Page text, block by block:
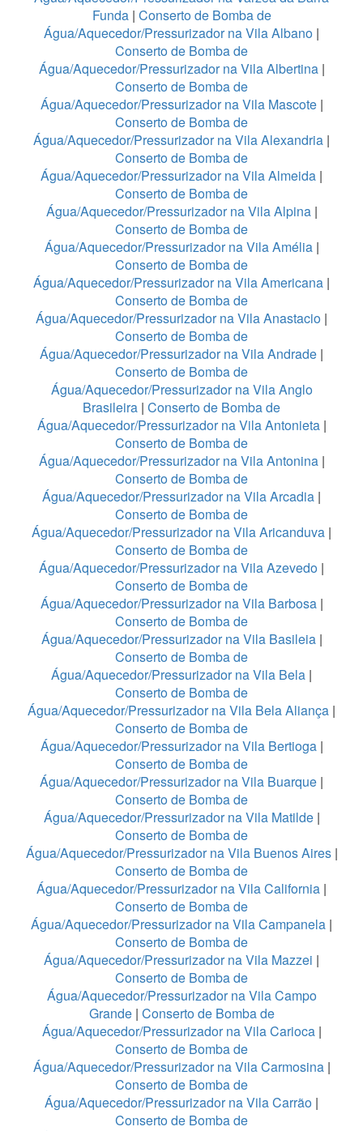
Funda| Conserto de Bomba de
Água/Aquecedor/Pressurizador na Vila Albano |
Conserto de Bomba de
Água/Aquecedor/Pressurizador na Vila Albertina|
Conserto de Bomba de
Água/Aquecedor/Pressurizador na Vila Mascote|
Conserto de Bomba de
Água/Aquecedor/Pressurizador na Vila Alexandria |
Conserto de Bomba de
Água/Aquecedor/Pressurizador na Vila Almeida |
Conserto de Bomba de
Água/Aquecedor/Pressurizador na Vila Alpina |
Conserto de Bomba de
Água/Aquecedor/Pressurizador na Vila Amélia |
Conserto de Bomba de
Água/Aquecedor/Pressurizador na Vila Americana |
Conserto de Bomba de
Água/Aquecedor/Pressurizador na Vila Anastacio |
Conserto de Bomba de
Água/Aquecedor/Pressurizador na Vila Andrade |
Conserto de Bomba de
Água/Aquecedor/Pressurizador na Vila Anglo
Brasileira | Conserto de Bomba de
Água/Aquecedor/Pressurizador na Vila Antonieta|
Conserto de Bomba de
Água/Aquecedor/Pressurizador na Vila Antonina|
Conserto de Bomba de
Água/Aquecedor/Pressurizador na Vila Arcadia |
Conserto de Bomba de
Água/Aquecedor/Pressurizador na Vila Aricanduva |
Conserto de Bomba de
Água/Aquecedor/Pressurizador na Vila Azevedo |
Conserto de Bomba de
Água/Aquecedor/Pressurizador na Vila Barbosa|
Conserto de Bomba de
Água/Aquecedor/Pressurizador na Vila Basileia|
Conserto de Bomba de
Água/Aquecedor/Pressurizador na Vila Bela |
Conserto de Bomba de
Água/Aquecedor/Pressurizador na Vila Bela Aliança |
Conserto de Bomba de
Água/Aquecedor/Pressurizador na Vila Bertioga|
Conserto de Bomba de
Água/Aquecedor/Pressurizador na Vila Buarque |
Conserto de Bomba de
Água/Aquecedor/Pressurizador na Vila Matilde|
Conserto de Bomba de
Água/Aquecedor/Pressurizador na Vila Buenos Aires|
Conserto de Bomba de
Água/Aquecedor/Pressurizador na Vila California |
Conserto de Bomba de
Água/Aquecedor/Pressurizador na Vila Campanela |
Conserto de Bomba de
Água/Aquecedor/Pressurizador na Vila Mazzei |
Conserto de Bomba de
Água/Aquecedor/Pressurizador na Vila Campo
Grande| Conserto de Bomba de
Água/Aquecedor/Pressurizador na Vila Carioca|
Conserto de Bomba de
Água/Aquecedor/Pressurizador na Vila Carmosina|
Conserto de Bomba de
Água/Aquecedor/Pressurizador na Vila Carrão |
Conserto de Bomba de